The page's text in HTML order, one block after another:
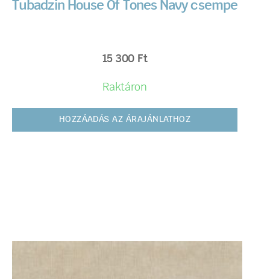
Tubadzin House Of Tones Navy csempe
15 300 Ft
Raktáron
HOZZÁADÁS AZ ÁRAJÁNLATHOZ